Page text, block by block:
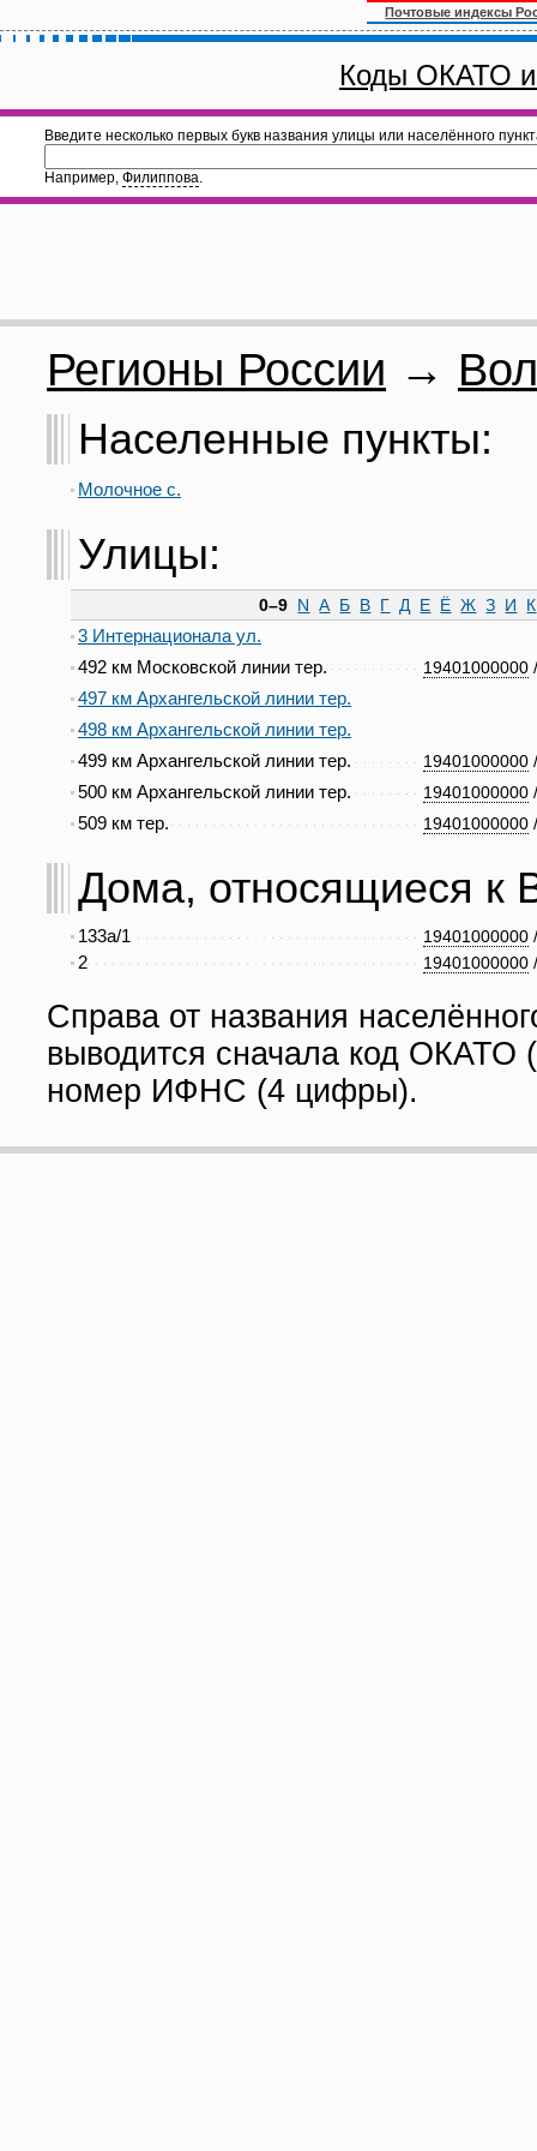
Почтовые индексы
Коды ОКАТО
Введите несколько первых букв названия улицы или населённого
Например, Филиппова.
Регионы России →
Населенные пункты:
Молочное с.
Улицы:
0–9 N А Б В Г Д Е Ё Ж З И
К
3 Интернационала ул.
19401000000
492 км Московской линии тер.
497 км Архангельской линии тер.
498 км Архангельской линии тер.
19401000000
499 км Архангельской линии тер.
19401000000
500 км Архангельской линии тер.
19401000000
509 км тер.
Дома, относящиеся к
19401000000
133а/1
19401000000
2
Справа от названия
выводится сначала код ОКАТО
номер ИФНС (4 цифры).